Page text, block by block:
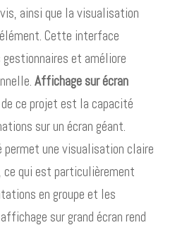
ainsi que la visualisation
Cette interface
et améliore
Affichage sur écran
ce projet est la capacité
sur un écran géant.
une visualisation claire
ce qui est particulièrement
en groupe et les
sur grand écran rend